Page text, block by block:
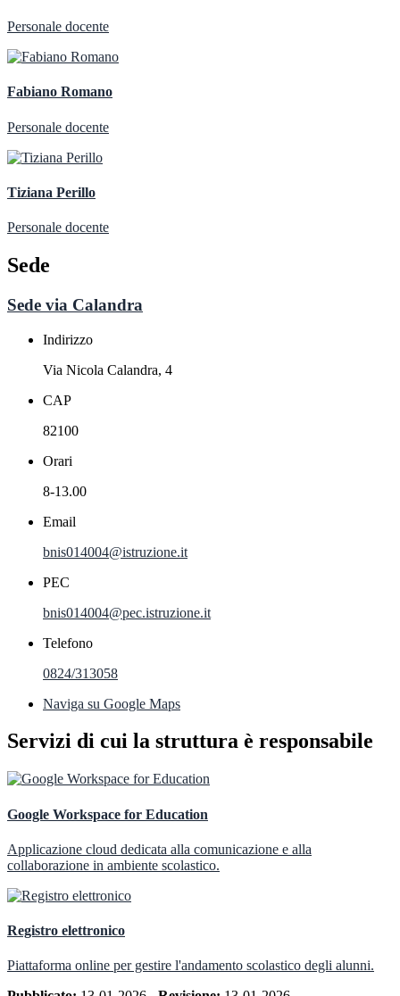
Personale docente
Fabiano Romano
Personale docente
Tiziana Perillo
Personale docente
Sede
Sede via Calandra
Indirizzo
Via Nicola Calandra, 4
CAP
82100
Orari
8-13.00
Email
bnis014004@istruzione.it
PEC
bnis014004@pec.istruzione.it
Telefono
0824/313058
Naviga su Google Maps
Servizi di cui la struttura è responsabile
Google Workspace for Education
Applicazione cloud dedicata alla comunicazione e alla
collaborazione in ambiente scolastico.
Registro elettronico
Piattaforma online per gestire l'andamento scolastico degli alunni.